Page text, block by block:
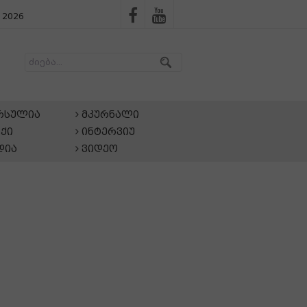
მკურნალი
ინტერვიუ
ვიდეო